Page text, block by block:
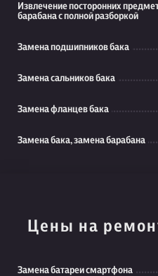
Извлечение посторонних
барабана с полной разборкой
Замена подшипников бака
Замена сальников бака
Замена фланцев бака
Замена бака, замена барабана
Цены на
Замена батареи смартфона